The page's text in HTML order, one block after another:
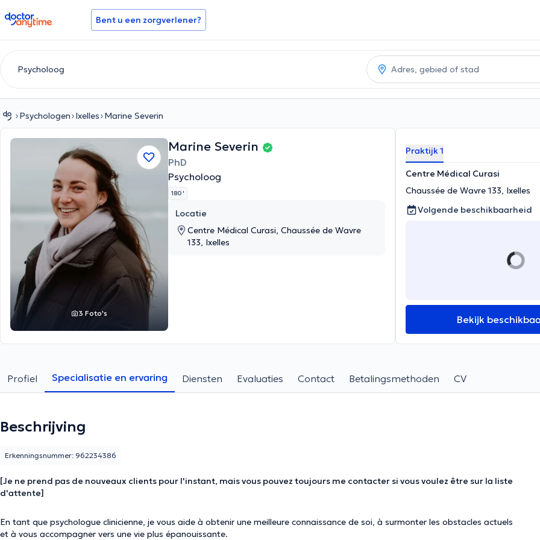
doctoranytime Bent u een zorgverlener?
Psychologen Ixelles Marine Severin
3 Foto's
Marine Severin
PhD
Psycholoog
180 '
Locatie
Centre Médical Curasi, Chaussée de Wavre
133, Ixelles
Praktijk 1
Centre Médical Curasi
Chaussée de Wavre 133, Ixelles
Volgende beschikbaarheid
Bekijk
Profiel Specialisatie en ervaring Diensten Evaluaties Contact Betalingsmethoden CV
Beschrijving
[Je ne prend pas de nouveaux clients pour l'instant, mais vous pouvez toujours me contacter si vous voulez être sur la liste
d'attente]
En tant que psychologue clinicienne, je vous aide à obtenir une meilleure connaissance de soi, à surmonter les obstacles actuels
et à vous accompagner vers une vie plus épanouissante.
Erkenningsnummer: 962234386